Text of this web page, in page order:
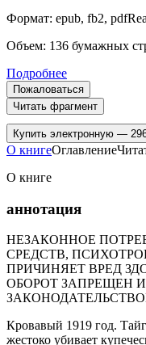
Формат: epub, fb2,
Объем: 136 бумажных
Подробнее
Пожаловаться
Читать фрагмент
Купить электронную —
О книгеОглавление
О книге
аннотация
НЕЗАКОННОЕ
СРЕДСТВ,
ПРИЧИНЯЕТ ВРЕД
ОБОРОТ ЗАПРЕЩЕН
Кровавый 1919 год.
жестоко убивает